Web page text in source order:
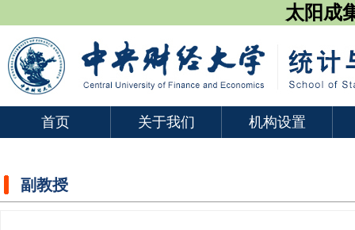
太阳成
首页 关于我们 机构设置
副教授